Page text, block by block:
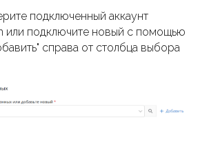
подключенный аккаунт
или подключите новый с помощью
справа от столбца выбора